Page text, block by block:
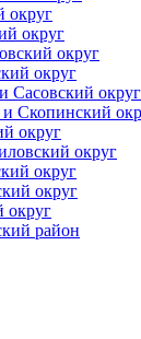
округ
округ
округ
округ
Сасовский округ
Скопинский
округ
округ
округ
округ
район